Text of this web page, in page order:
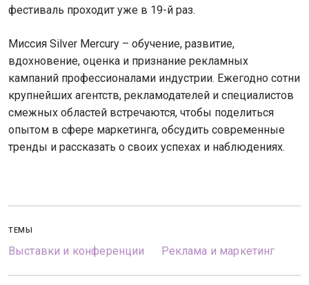
фестиваль проходит уже в 19-й раз.
Миссия Silver Mercury – обучение, развитие,
вдохновение, оценка и признание рекламных
кампаний профессионалами индустрии. Ежегодно сотни
крупнейших агентств, рекламодателей и специалистов
смежных областей встречаются, чтобы поделиться
опытом в сфере маркетинга, обсудить современные
тренды и рассказать о своих успехах и наблюдениях.
ТЕМЫ
Выставки и конференции Реклама и маркетинг